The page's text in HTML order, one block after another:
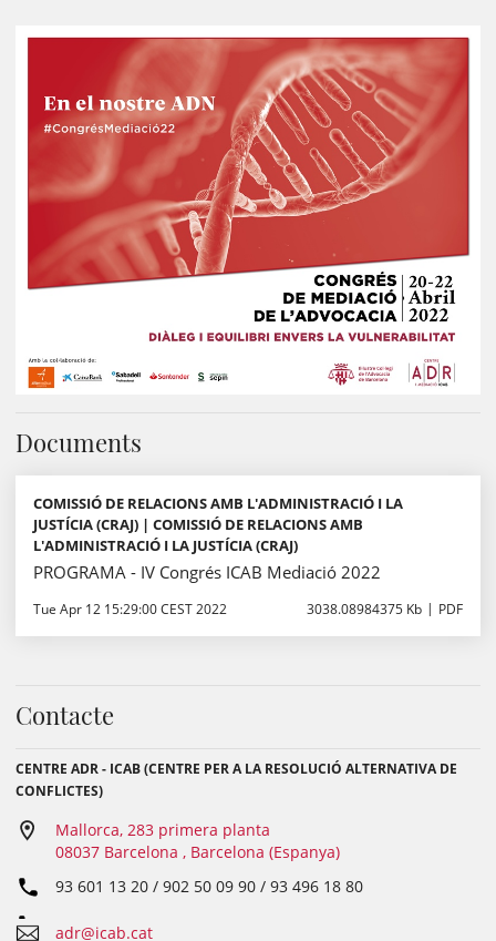
Documents
COMISSIÓ DE RELACIONS AMB L'ADMINISTRACIÓ I LA
JUSTÍCIA (CRAJ) | COMISSIÓ DE RELACIONS AMB
L'ADMINISTRACIÓ I LA JUSTÍCIA (CRAJ)
PROGRAMA - IV Congrés ICAB Mediació 2022
Tue Apr 12 15:29:00 CEST 2022 3038.08984375 Kb PDF
Contacte
CENTRE ADR - ICAB (CENTRE PER A LA RESOLUCIÓ ALTERNATIVA DE
CONFLICTES)
Mallorca, 283 primera planta
08037 Barcelona , Barcelona (Espanya)
93 601 13 20 / 902 50 09 90 / 93 496 18 80
adr@icab.cat